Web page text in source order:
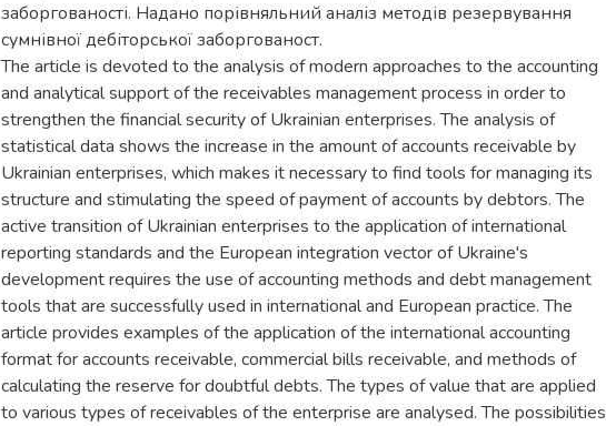
заборгованості. Надано порівняльний аналіз методів резервування
сумнівної дебіторської заборгованост.
The article is devoted to the analysis of modern approaches to the accounting
and analytical support of the receivables management process in order to
strengthen the financial security of Ukrainian enterprises. The analysis of
statistical data shows the increase in the amount of accounts receivable by
Ukrainian enterprises, which makes it necessary to find tools for managing its
structure and stimulating the speed of payment of accounts by debtors. The
active transition of Ukrainian enterprises to the application of international
reporting standards and the European integration vector of Ukraine's
development requires the use of accounting methods and debt management
tools that are successfully used in international and European practice. The
article provides examples of the application of the international accounting
format for accounts receivable, commercial bills receivable, and methods of
calculating the reserve for doubtful debts. The types of value that are applied
to various types of receivables of the enterprise are analysed. The possibilities